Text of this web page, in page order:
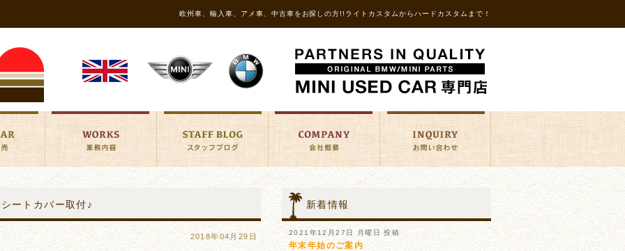
欧州車、輸入車、アメ車、中古車をお探しの方!!ライトカスタムからハードカスタムまで！
トカバー取付♪
2018年04月29日
新着情報
2021年12月27日 月曜日 投稿
年末年始のご案内